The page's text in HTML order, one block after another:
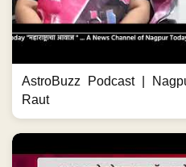
AstroBuzz Podcast |
Raut